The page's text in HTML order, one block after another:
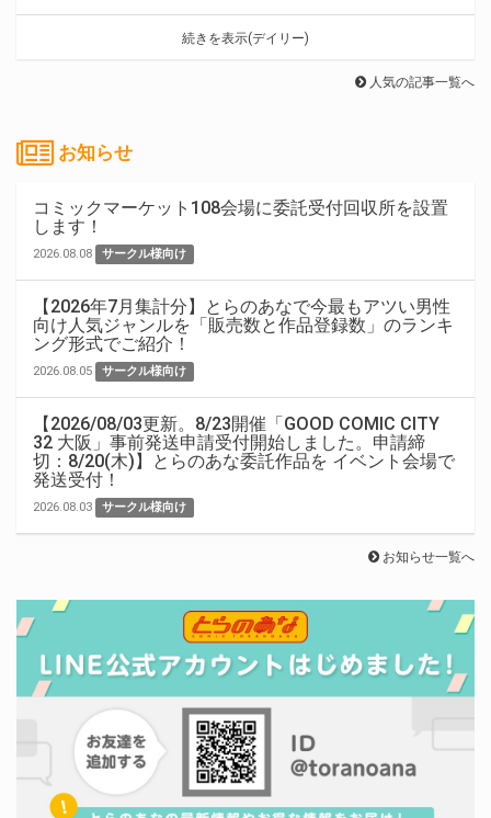
続きを表示(デイリー)
人気の記事一覧へ
お知らせ
コミックマーケット108会場に委託受付回収所を設置
します！
2026.08.08 サークル様向け
【2026年7月集計分】とらのあなで今最もアツい男性
向け人気ジャンルを「販売数と作品登録数」のランキ
ング形式でご紹介！
2026.08.05 サークル様向け
【2026/08/03更新。8/23開催「GOOD COMIC CITY
32 大阪」事前発送申請受付開始しました。申請締
切：8/20(木)】とらのあな委託作品を イベント会場で
発送受付！
2026.08.03 サークル様向け
お知らせ一覧へ